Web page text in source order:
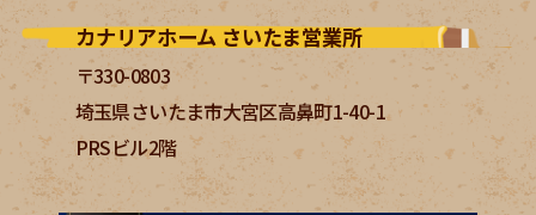
カナリアホーム さいたま営業所
〒330-0803
埼玉県さいたま市大宮区高鼻町1-40-1
PRSビル2階